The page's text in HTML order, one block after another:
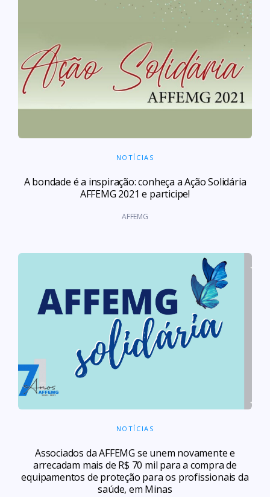
NOTÍCIAS
A bondade é a inspiração: conheça a Ação Solidária
AFFEMG 2021 e participe!
AFFEMG
NOTÍCIAS
Associados da AFFEMG se unem novamente e
arrecadam mais de R$ 70 mil para a compra de
equipamentos de proteção para os profissionais da
saúde, em Minas